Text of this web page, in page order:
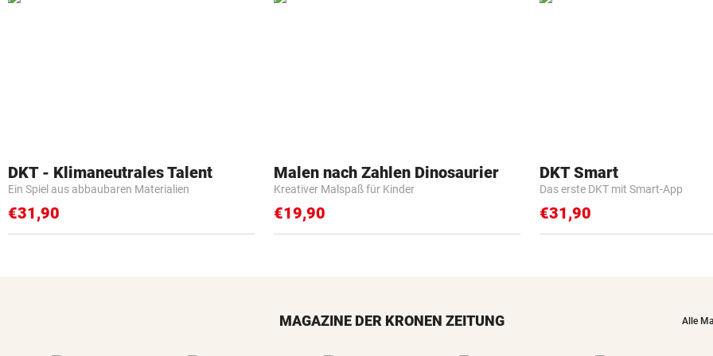
DKT - Klimaneutrales Talent
Ein Spiel aus abbaubaren Materialien
€31,90
Malen nach Zahlen Dinosaurier
Kreativer Malspaß für Kinder
€19,90
DKT Smart
Das erste DKT mit Smart-App
€31,90
MAGAZINE DER KRONEN ZEITUNG Alle